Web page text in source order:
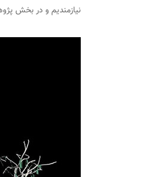
نیازمندیم و در بخش